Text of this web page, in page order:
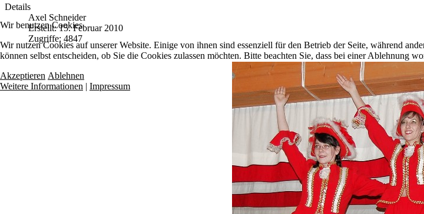
Details
Axel Schneider
Erstellt: 15. Februar 2010
Zugriffe: 4847
Wir benutzen Cookies
Wir nutzen Cookies auf unserer Website. Einige von ihnen sind essenziell für den Betrieb der Seite, während
können selbst entscheiden, ob Sie die Cookies zulassen möchten. Bitte beachten Sie, dass bei einer Ablehnung
Akzeptieren Ablehnen
Weitere Informationen | Impressum